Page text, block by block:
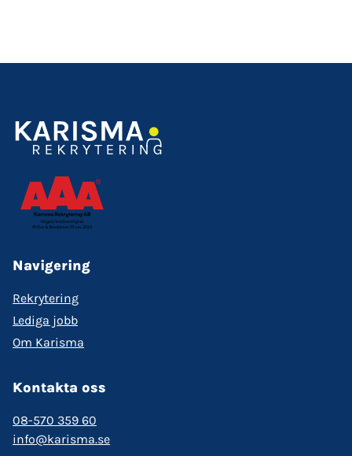
Navigering
Rekrytering
Lediga jobb
Om Karisma
Kontakta oss
08-570 359 60
info@karisma.se